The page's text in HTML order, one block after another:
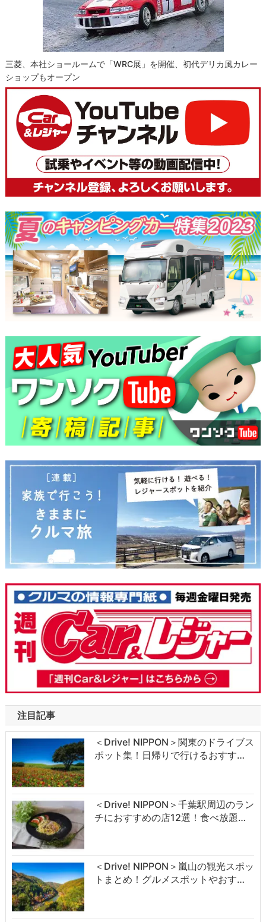
三菱、本社ショールームで「WRC展」を開催、初代デリカ風カレー
ショップもオープン
注目記事
＜Drive! NIPPON＞関東のドライブス
ポット集！日帰りで行けるおすす…
＜Drive! NIPPON＞千葉駅周辺のラン
チにおすすめの店12選！食べ放題…
＜Drive! NIPPON＞嵐山の観光スポッ
トまとめ！グルメスポットやおす…